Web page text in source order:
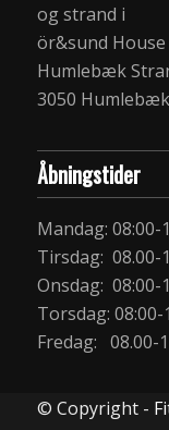
og strand i
ör&sund
Humlebæk
3050 Humlebæk
Åbningstider
Mandag: 08:00-
Tirsdag: 08.00-
Onsdag: 08:00-
Torsdag: 08:00-
Fredag: 08.00-
© Copyright -